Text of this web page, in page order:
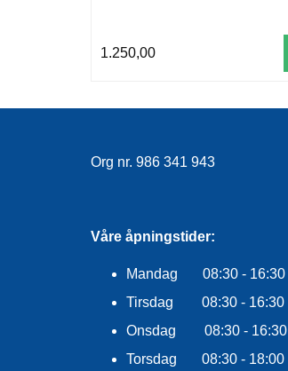
1.250,00
Org nr. 986 341 943
Våre åpningstider:
Mandag 08:30 - 16:30
Tirsdag 08:30 - 16:30
Onsdag 08:30 - 16:30
Torsdag 08:30 - 18:00